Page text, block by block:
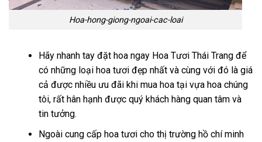
Hoa-hong-giong-ngoai-cac-loai
Hãy nhanh tay đặt hoa ngay Hoa Tươi Thái Trang để
có những loại hoa tươi đẹp nhất và cùng với đó là giá
cả được nhiều ưu đãi khi mua hoa tại vựa hoa chúng
tôi, rất hân hạnh được quý khách hàng quan tâm và
tin tưởng.
Ngoài cung cấp hoa tươi cho thị trường hồ chí minh